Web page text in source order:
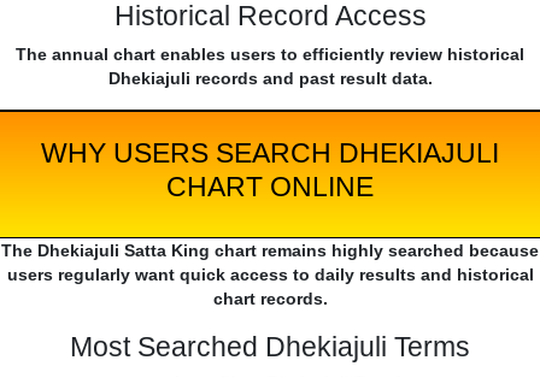
Historical Record Access
The annual chart enables users to efficiently review historical
Dhekiajuli records and past result data.
WHY USERS SEARCH DHEKIAJULI
CHART ONLINE
The Dhekiajuli Satta King chart remains highly searched because
users regularly want quick access to daily results and historical
chart records.
Most Searched Dhekiajuli Terms